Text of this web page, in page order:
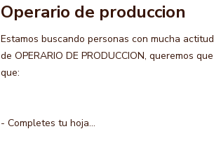
Operario de produccion
Estamos buscando personas con mucha
de OPERARIO DE PRODUCCION, queremos
que:
- Completes tu hoja...